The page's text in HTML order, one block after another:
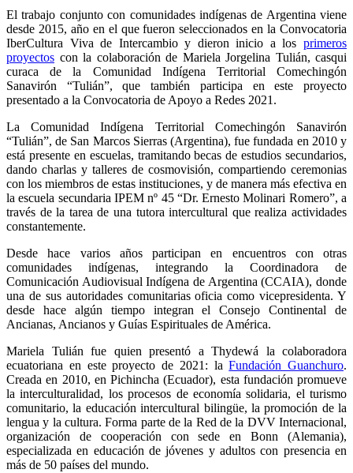
El trabajo conjunto con comunidades indígenas de Argentina viene
desde 2015, año en el que fueron seleccionados en la Convocatoria
IberCultura Viva de Intercambio y dieron inicio a los primeros
proyectos con la colaboración de Mariela Jorgelina Tulián, casqui
curaca de la Comunidad Indígena Territorial Comechingón
Sanavirón “Tulián”, que también participa en este proyecto
presentado a la Convocatoria de Apoyo a Redes 2021.
La Comunidad Indígena Territorial Comechingón Sanavirón
“Tulián”, de San Marcos Sierras (Argentina), fue fundada en 2010 y
está presente en escuelas, tramitando becas de estudios secundarios,
dando charlas y talleres de cosmovisión, compartiendo ceremonias
con los miembros de estas instituciones, y de manera más efectiva en
la escuela secundaria IPEM nº 45 “Dr. Ernesto Molinari Romero”, a
través de la tarea de una tutora intercultural que realiza actividades
constantemente.
Desde hace varios años participan en encuentros con otras
comunidades indígenas, integrando la Coordinadora de
Comunicación Audiovisual Indígena de Argentina (CCAIA), donde
una de sus autoridades comunitarias oficia como vicepresidenta. Y
desde hace algún tiempo integran el Consejo Continental de
Ancianas, Ancianos y Guías Espirituales de América.
Mariela Tulián fue quien presentó a Thydewá la colaboradora
ecuatoriana en este proyecto de 2021: laFundación Guanchuro.
Creada en 2010, en Pichincha (Ecuador), esta fundación promueve
la interculturalidad, los procesos de economía solidaria, el turismo
comunitario, la educación intercultural bilingüe, la promoción de la
lengua y la cultura. Forma parte de la Red de la DVV Internacional,
organización de cooperación con sede en Bonn (Alemania),
especializada en educación de jóvenes y adultos con presencia en
más de 50 países del mundo.